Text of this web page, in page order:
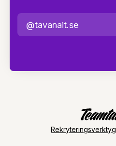
@tavanait.se
Rekryteringsverktyg